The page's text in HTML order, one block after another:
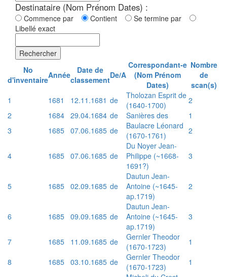
Destinataire (Nom Prénom Dates) :
Commence par Contient
Se termine par
Libellé exact
Rechercher
No
d'inventaireAnnée
Date de
classementDe/A
Correspondant-e
(Nom Prénom
Dates)
Nombre
de
scan(s)
1
1681 12.11.1681 de
Tholozan Esprit de
(1640-1700)
2
2
1684 29.04.1684 de Sanières des
1
3
1685 07.06.1685 de
Baulacre Léonard
(1670-1761)
2
4 1685 07.06.1685 de
Du Noyer Jean-
Philippe (~1668-
1691?)
3
5 1685 02.09.1685 de
Dautun Jean-
Antoine (~1645-
ap.1719)
2
6 1685 09.09.1685 de
Dautun Jean-
Antoine (~1645-
ap.1719)
3
7 1685 11.09.1685 de
Gernler Theodor
(1670-1723)
1
8
1685 03.10.1685 de
Gernler Theodor
(1670-1723)
1